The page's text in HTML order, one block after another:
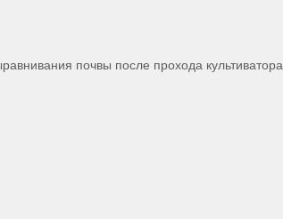
почвы после прохода культиватора.